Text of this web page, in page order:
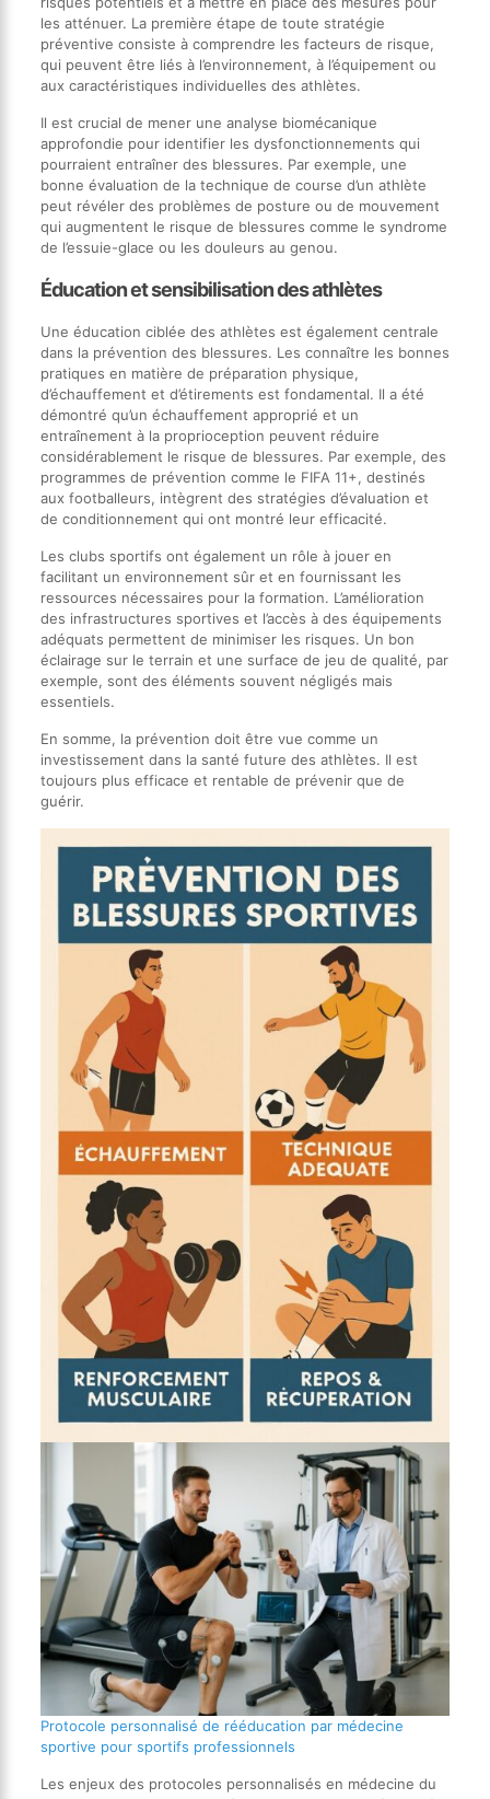
les atténuer. La première étape de toute stratégie
préventive consiste à comprendre les facteurs de risque,
qui peuvent être liés à l’environnement, à l’équipement ou
aux caractéristiques individuelles des athlètes.
Il est crucial de mener une analyse biomécanique
approfondie pour identifier les dysfonctionnements qui
pourraient entraîner des blessures. Par exemple, une
bonne évaluation de la technique de course d’un athlète
peut révéler des problèmes de posture ou de mouvement
qui augmentent le risque de blessures comme le syndrome
de l’essuie-glace ou les douleurs au genou.
Éducation et sensibilisation des athlètes
Une éducation ciblée des athlètes est également centrale
dans la prévention des blessures. Les connaître les bonnes
pratiques en matière de préparation physique,
d’échauffement et d’étirements est fondamental. Il a été
démontré qu’un échauffement approprié et un
entraînement à la proprioception peuvent réduire
considérablement le risque de blessures. Par exemple, des
programmes de prévention comme le FIFA 11+, destinés
aux footballeurs, intègrent des stratégies d’évaluation et
de conditionnement qui ont montré leur efficacité.
Les clubs sportifs ont également un rôle à jouer en
facilitant un environnement sûr et en fournissant les
ressources nécessaires pour la formation. L’amélioration
des infrastructures sportives et l’accès à des équipements
adéquats permettent de minimiser les risques. Un bon
éclairage sur le terrain et une surface de jeu de qualité, par
exemple, sont des éléments souvent négligés mais
essentiels.
En somme, la prévention doit être vue comme un
investissement dans la santé future des athlètes. Il est
toujours plus efficace et rentable de prévenir que de
guérir.
Protocole personnalisé de rééducation par médecine
sportive pour sportifs professionnels
Les enjeux des protocoles personnalisés en médecine du